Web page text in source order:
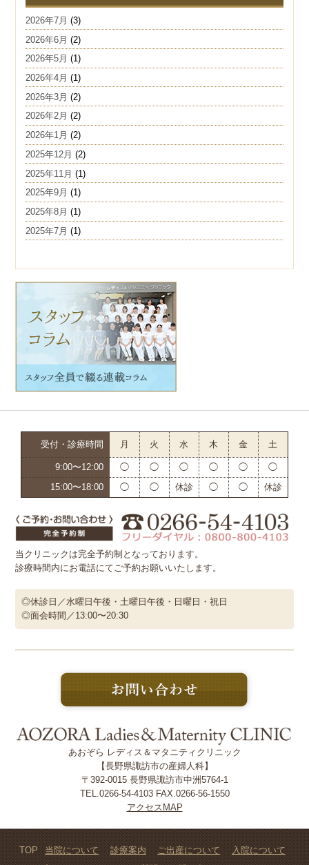
2026年7月 (3)
2026年6月 (2)
2026年5月 (1)
2026年4月 (1)
2026年3月 (2)
2026年2月 (2)
2026年1月 (2)
2025年12月 (2)
2025年11月 (1)
2025年9月 (1)
2025年8月 (1)
2025年7月 (1)
受付・診療時間 月 火 水 木 金 土
9:00〜12:00 ◯ ◯ ◯ ◯ ◯
◯
15:00〜18:00
◯ ◯ 休診 ◯ ◯ 休診
当クリニックは完全予約制となっております。
診療時間内にお電話にてご予約お願いいたします。
◎休診日／水曜日午後・土曜日午後・日曜日・祝日
◎面会時間／13:00〜20:30
あおぞら レディス＆マタニティクリニック
【長野県諏訪市の産婦人科】
〒392-0015 長野県諏訪市中洲5764-1
TEL.0266-54-4103 FAX.0266-56-1550
アクセスMAP
TOP 当院について 診療案内 ご出産について
入院について